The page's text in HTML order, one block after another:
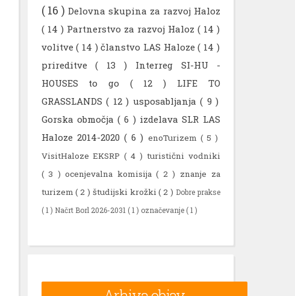
( 16 )Delovna skupina za razvoj Haloz
( 14 ) Partnerstvo za razvoj Haloz ( 14 )
volitve( 14 )članstvo LAS Haloze( 14 )
prireditve( 13 ) Interreg SI-HU -
HOUSES to go ( 12 ) LIFE TO
GRASSLANDS ( 12 ) usposabljanja ( 9 )
Gorska območja( 6 ) izdelava SLR LAS
Haloze 2014-2020 ( 6 ) enoTurizem ( 5 )
VisitHaloze EKSRP( 4 ) turistični vodniki
( 3 )ocenjevalna komisija( 2 ) znanje za
turizem( 2 ) študijski krožki( 2 ) Dobre prakse
( 1 ) Načrt Borl 2026-2031 ( 1 ) označevanje ( 1 )